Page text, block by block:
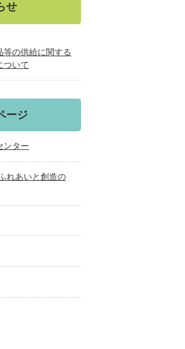
せ
等の供給に関する
ついて
ージ
ンター
れあいと創造の